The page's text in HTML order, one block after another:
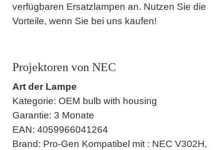
verfügbaren Ersatzlampen an. Nutzen Sie die
Vorteile, wenn Sie bei uns kaufen!
Projektoren von NEC
Art der Lampe
Kategorie: OEM bulb with housing
Garantie: 3 Monate
EAN: 4059966041264
Brand: Pro-Gen Kompatibel mit : NEC V302H,